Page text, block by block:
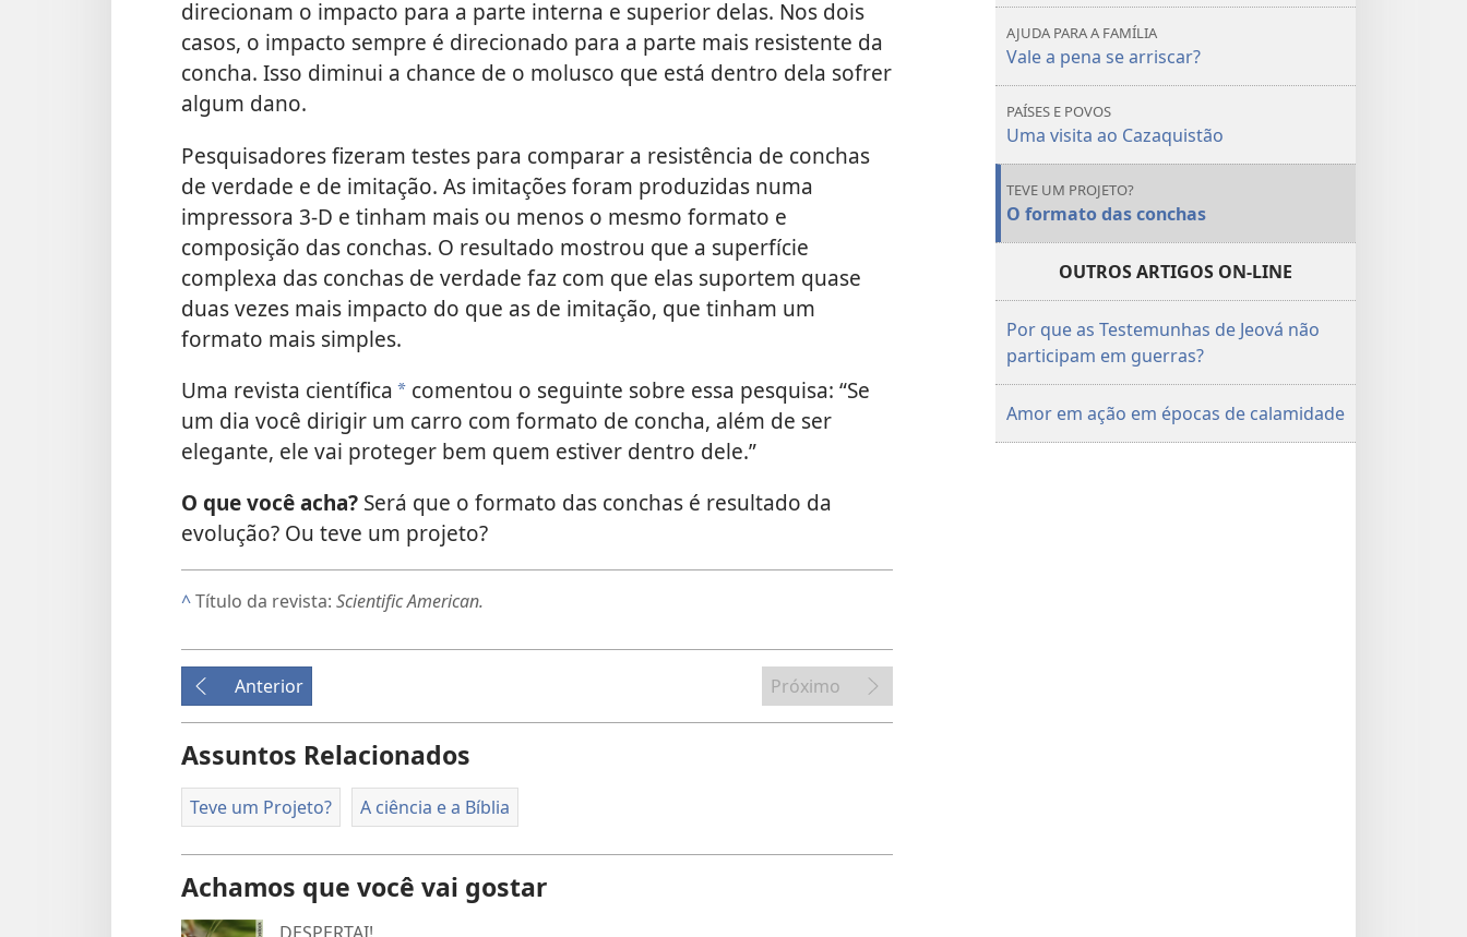
direcionam o impacto para a parte interna e superior delas. Nos dois
casos, o impacto sempre é direcionado para a parte mais resistente da
concha. Isso diminui a chance de o molusco que está dentro dela sofrer
algum dano.
Pesquisadores fizeram testes para comparar a resistência de conchas
de verdade e de imitação. As imitações foram produzidas numa
impressora 3-D e tinham mais ou menos o mesmo formato e
composição das conchas. O resultado mostrou que a superfície
complexa das conchas de verdade faz com que elas suportem quase
duas vezes mais impacto do que as de imitação, que tinham um
formato mais simples.
Uma revista científica * comentou o seguinte sobre essa pesquisa: “Se
um dia você dirigir um carro com formato de concha, além de ser
elegante, ele vai proteger bem quem estiver dentro dele.”
O que você acha? Será que o formato das conchas é resultado da
evolução? Ou teve um projeto?
^Título da revista: Scientific American.
Anterior Próximo
Assuntos Relacionados
Teve um Projeto? A ciência e a Bíblia
Achamos que você vai gostar
AJUDA PARA A FAMÍLIA
Vale a pena se arriscar?
PAÍSES E POVOS
Uma visita ao Cazaquistão
TEVE UM PROJETO?
O formato das conchas
OUTROS ARTIGOS ON-LINE
Por que as Testemunhas de Jeová não
participam em guerras?
Amor em ação em épocas de calamidade